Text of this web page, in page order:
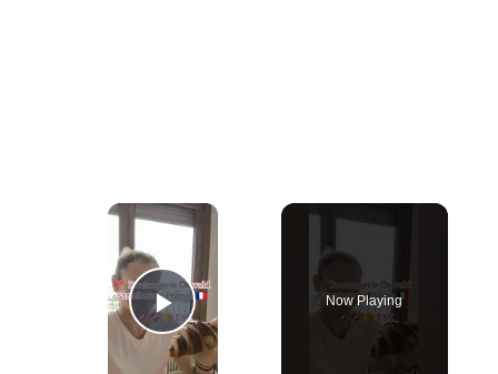
×
Play Video
Now Playing